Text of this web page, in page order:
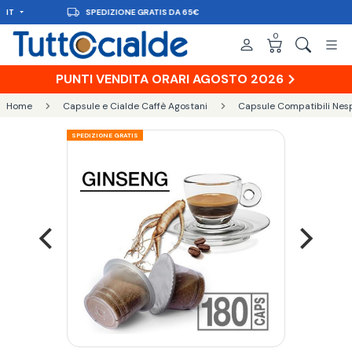
IT CONSEGNA IN 48H
0
PUNTI VENDITA ORARI AGOSTO 2026
Home Capsule e Cialde Caffè Agostani Capsule Compatibili
SPEDIZIONE GRATIS